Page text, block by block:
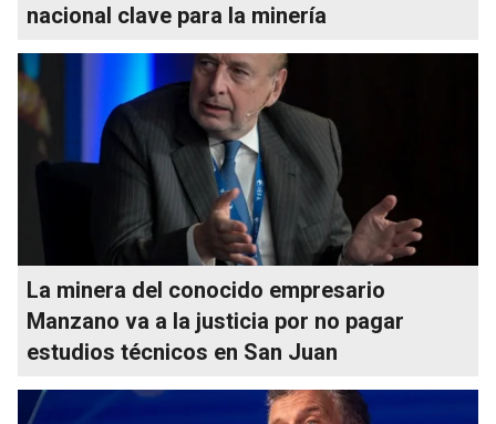
nacional clave para la minería
La minera del conocido empresario
Manzano va a la justicia por no pagar
estudios técnicos en San Juan